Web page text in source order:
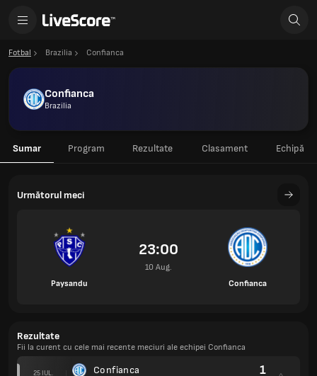
Fotbal Brazilia Confianca
Confianca
Brazilia
Sumar Program Rezultate Clasament Echipă
Următorul meci
Paysandu
23:00
10 Aug.
Confianca
Rezultate
Fii la curent cu cele mai recente meciuri ale echipei Confianca
25 IUL.
Confianca
1